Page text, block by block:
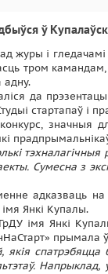
ў
журы і
тром
адну.
да
стартапаў і
значныя
Сумесна з
адказваць на
Янкі Купалы.
імя Янкі
прымала